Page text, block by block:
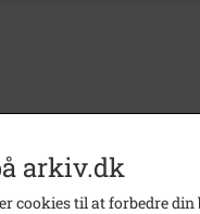
arkiv.dk
cookies til at forbedre